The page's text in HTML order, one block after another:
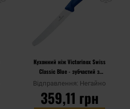
Кухонний ніж Victorinox Swiss
Classic Blue - зубчастий з
заокругленим вістрям
Відправлення: Негайно
359,11 грн